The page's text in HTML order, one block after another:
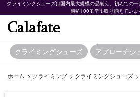
クライミングシューズは国内最大規模の品揃え。初めての
時約100モデル取り揃えていま
クライミングシューズ アプローチシ
ホーム > クライミング > クライミングシューズ >